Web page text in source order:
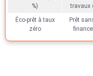
%)
travaux
Éco-prêt à taux
zéro
Prêt